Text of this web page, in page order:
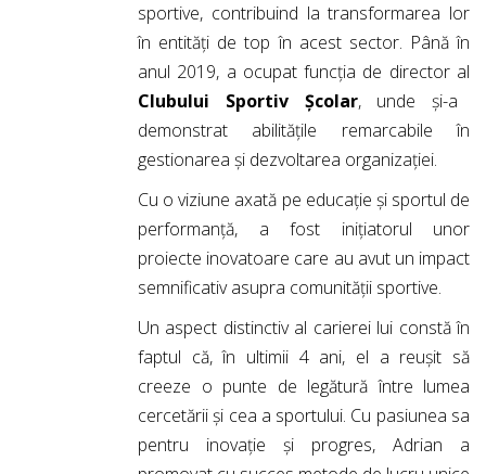
sportive, contribuind la transformarea lor
în entități de top în acest sector. Până în
anul 2019, a ocupat funcția de director al
Clubului Sportiv Școlar, unde și-a
demonstrat abilitățile remarcabile în
gestionarea și dezvoltarea organizației.
Cu o viziune axată pe educație și sportul de
performanță, a fost inițiatorul unor
proiecte inovatoare care au avut un impact
semnificativ asupra comunității sportive.
Un aspect distinctiv al carierei lui constă în
faptul că, în ultimii 4 ani, el a reușit să
creeze o punte de legătură între lumea
cercetării și cea a sportului. Cu pasiunea sa
pentru inovație și progres, Adrian a